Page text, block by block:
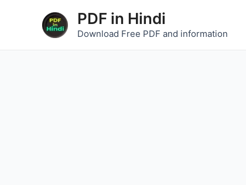
PDF in Hindi
Download Free PDF and information